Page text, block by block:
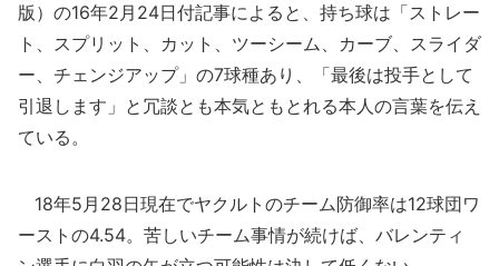
版）の16年2月24日付記事によると、持ち球は「ストレー
ト、スプリット、カット、ツーシーム、カーブ、スライダ
ー、チェンジアップ」の7球種あり、「最後は投手として
引退します」と冗談とも本気ともとれる本人の言葉を伝え
ている。
18年5月28日現在でヤクルトのチーム防御率は12球団ワ
ーストの4.54。苦しいチーム事情が続けば、バレンティ